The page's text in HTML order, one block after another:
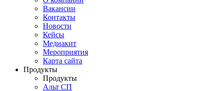
Вакансии
Контакты
Новости
Кейсы
Медиакит
Мероприятия
Карта сайта
Продукты
Продукты
Альт СП